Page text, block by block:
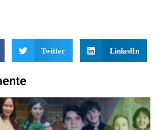
Twitter LinkedIn